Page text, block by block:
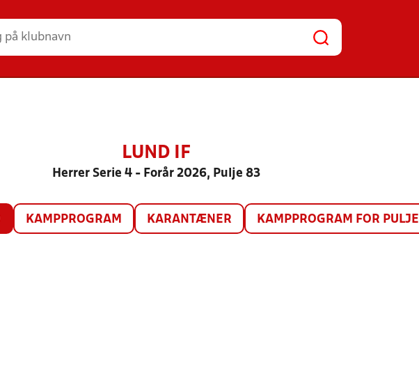
LUND IF
Herrer Serie 4 - Forår 2026, Pulje 83
KAMPPROGRAM KARANTÆNER KAMPPROGRAM FOR PULJE